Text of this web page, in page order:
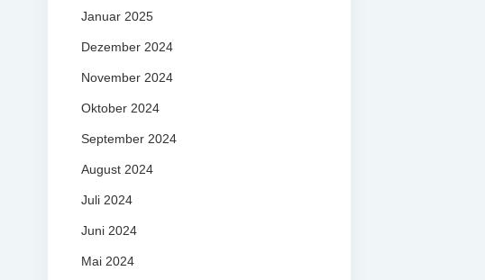
Januar 2025
Dezember 2024
November 2024
Oktober 2024
September 2024
August 2024
Juli 2024
Juni 2024
Mai 2024